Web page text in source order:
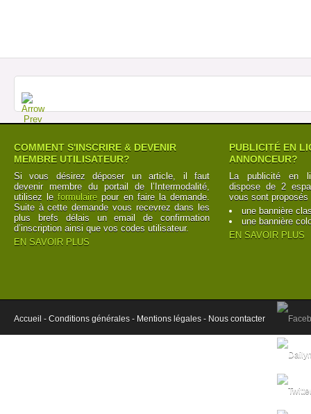
COMMENT S'INSCRIRE & DEVENIR
MEMBRE UTILISATEUR?
Si vous désirez déposer un article, il faut
devenir membre du portail de l’Intermodalité,
utilisez leformulaire pour en faire la demande.
Suite à cette demande vous recevrez dans les
plus brefs délais un email de confirmation
d’inscription ainsi que vos codes utilisateur.
EN SAVOIR PLUS
PUBLICITÉ EN
ANNONCEUR?
La publicité en
dispose de 2
vous sont proposés
une bannière
une bannière
EN SAVOIR PLUS
Accueil - Conditions générales - Mentions légales - Nous contacter